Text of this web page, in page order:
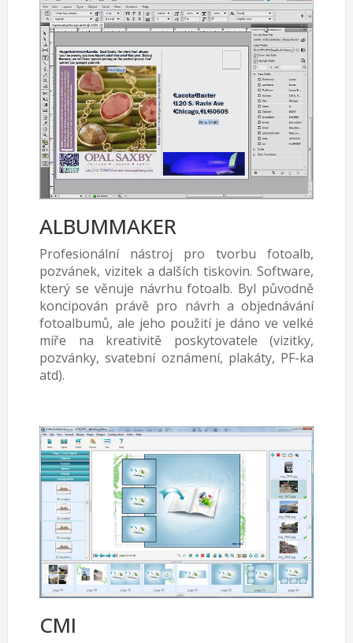
ALBUMMAKER
Profesionální nástroj pro tvorbu fotoalb,
pozvánek, vizitek a dalších tiskovin. Software,
který se věnuje návrhu fotoalb. Byl původně
koncipován právě pro návrh a objednávání
fotoalbumů, ale jeho použití je dáno ve velké
míře na kreativitě poskytovatele (vizitky,
pozvánky, svatební oznámení, plakáty, PF-ka
atd).
CMI